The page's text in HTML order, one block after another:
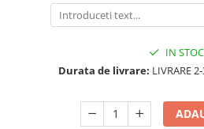
MERCEDES CAMIOANE
VOLVO CAMIOANE
IN STOC
Durata de livrare: LIVRARE